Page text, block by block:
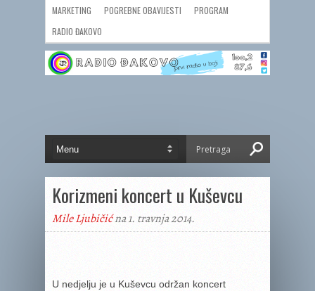
MARKETING POGREBNE OBAVIJESTI
PROGRAM
RADIO ĐAKOVO
Korizmeni koncert u Kuševcu
Mile Ljubičićna 1. travnja 2014.
U nedjelju je u Kuševcu održan koncert